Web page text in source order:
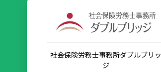
社会保険労務士事務所ダブルブリッ
ジ